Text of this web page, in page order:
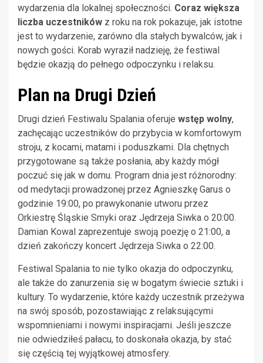
wydarzenia dla lokalnej społeczności. Coraz większa
liczba uczestników z roku na rok pokazuje, jak istotne
jest to wydarzenie, zarówno dla stałych bywalców, jak i
nowych gości. Korab wyraził nadzieję, że festiwal
będzie okazją do pełnego odpoczynku i relaksu.
Plan na Drugi Dzień
Drugi dzień Festiwalu Spalania oferuje wstęp wolny,
zachęcając uczestników do przybycia w komfortowym
stroju, z kocami, matami i poduszkami. Dla chętnych
przygotowane są także posłania, aby każdy mógł
poczuć się jak w domu. Program dnia jest różnorodny:
od medytacji prowadzonej przez Agnieszkę Garus o
godzinie 19:00, po prawykonanie utworu przez
Orkiestrę Śląskie Smyki oraz Jędrzeja Siwka o 20:00.
Damian Kowal zaprezentuje swoją poezję o 21:00, a
dzień zakończy koncert Jędrzeja Siwka o 22:00.
Festiwal Spalania to nie tylko okazja do odpoczynku,
ale także do zanurzenia się w bogatym świecie sztuki i
kultury. To wydarzenie, które każdy uczestnik przeżywa
na swój sposób, pozostawiając z relaksującymi
wspomnieniami i nowymi inspiracjami. Jeśli jeszcze
nie odwiedziłeś pałacu, to doskonała okazja, by stać
się częścią tej wyjątkowej atmosfery.